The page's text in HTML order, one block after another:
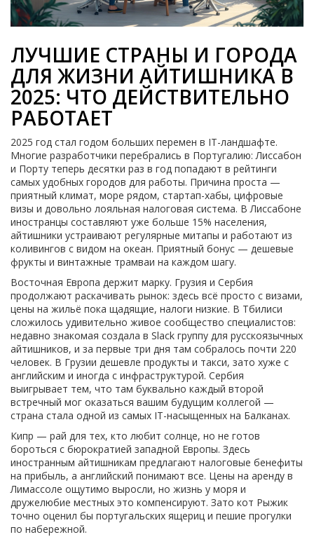
ЛУЧШИЕ СТРАНЫ И ГОРОДА
ДЛЯ ЖИЗНИ АЙТИШНИКА В
2025: ЧТО ДЕЙСТВИТЕЛЬНО
РАБОТАЕТ
2025 год стал годом больших перемен в IT-ландшафте.
Многие разработчики перебрались в Португалию: Лиссабон
и Порту теперь десятки раз в год попадают в рейтинги
самых удобных городов для работы. Причина проста —
приятный климат, море рядом, стартап-хабы, цифровые
визы и довольно лояльная налоговая система. В Лиссабоне
иностранцы составляют уже больше 15% населения,
айтишники устраивают регулярные митапы и работают из
коливингов с видом на океан. Приятный бонус — дешевые
фрукты и винтажные трамваи на каждом шагу.
Восточная Европа держит марку. Грузия и Сербия
продолжают раскачивать рынок: здесь всё просто с визами,
цены на жильё пока щадящие, налоги низкие. В Тбилиси
сложилось удивительно живое сообщество специалистов:
недавно знакомая создала в Slack группу для русскоязычных
айтишников, и за первые три дня там собралось почти 220
человек. В Грузии дешевле продукты и такси, зато хуже с
английским и иногда с инфраструктурой. Сербия
выигрывает тем, что там буквально каждый второй
встречный мог оказаться вашим будущим коллегой —
страна стала одной из самых IT-насыщенных на Балканах.
Кипр — рай для тех, кто любит солнце, но не готов
бороться с бюрократией западной Европы. Здесь
иностранным айтишникам предлагают налоговые бенефиты
на прибыль, а английский понимают все. Цены на аренду в
Лимассоле ощутимо выросли, но жизнь у моря и
дружелюбие местных это компенсируют. Зато кот Рыжик
точно оценил бы португальских ящериц и пешие прогулки
по набережной.